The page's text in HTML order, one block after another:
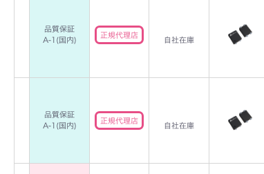
品質保証
A-1(国内)
正規代理店
自社在庫
品質保証
A-1(国内)
正規代理店
自社在庫